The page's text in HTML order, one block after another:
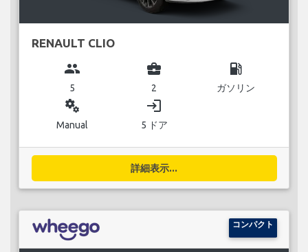
RENAULT CLIO
group
5
business_center
2
local_gas_station
ガソリン
miscellaneous_services
Manual
login
5 ドア
詳細表示...
コンパクト